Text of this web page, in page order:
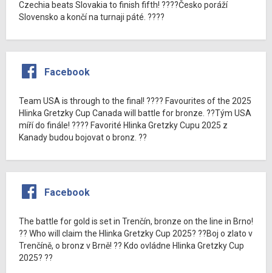
Czechia beats Slovakia to finish fifth! ????Česko poráží
Slovensko a končí na turnaji páté. ????
Facebook
Team USA is through to the final! ???? Favourites of the 2025
Hlinka Gretzky Cup Canada will battle for bronze. ??Tým USA
míří do finále! ???? Favorité Hlinka Gretzky Cupu 2025 z
Kanady budou bojovat o bronz. ??
Facebook
The battle for gold is set in Trenčín, bronze on the line in Brno!
?? Who will claim the Hlinka Gretzky Cup 2025? ??Boj o zlato v
Trenčíně, o bronz v Brně! ?? Kdo ovládne Hlinka Gretzky Cup
2025? ??